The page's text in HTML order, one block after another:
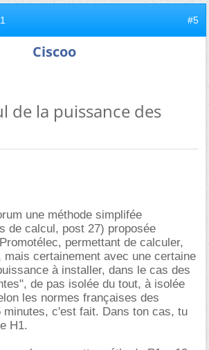
#5
Ciscoo
de la puissance des
une méthode simplifée
de calcul, post 27) proposée
permettant de calculer,
mais certainement avec une certaine
à installer, dans le cas des
de pas isolée du tout, à isolée
les normes françaises des
minutes, c'est fait. Dans ton cas, tu
H1.